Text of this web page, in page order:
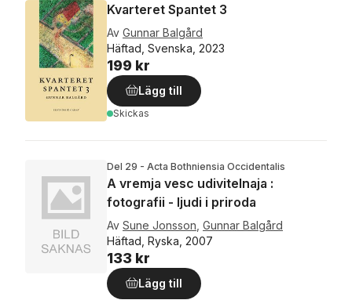
Kvarteret Spantet 3
Av Gunnar Balgård
Häftad, Svenska, 2023
199 kr
Lägg till
Skickas
Del 29 - Acta Bothniensia Occidentalis
A vremja vesc udivitelnaja :
fotografii - ljudi i priroda
Av Sune Jonsson Gunnar Balgård
Häftad, Ryska, 2007
133 kr
Lägg till